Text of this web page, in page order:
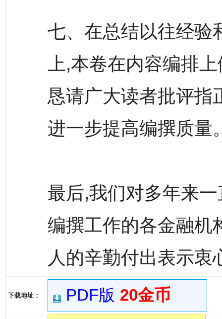
七、在总结以往经验
上,本卷在内容编排
恳请广大读者批评指
进一步提高编撰质量
最后,我们对多年来
编撰工作的各金融机
人的辛勤付出表示衷
下载地址： PDF版 20金币